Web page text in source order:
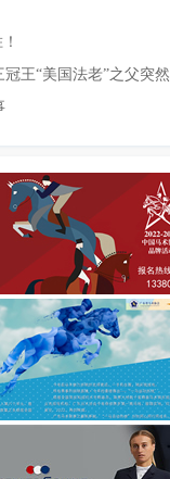
王“美国法老”之父突然